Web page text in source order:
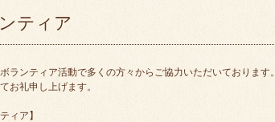
ティア
ランティア活動で多くの方々からご協力いただいております。
お礼申し上げます。
ィア】